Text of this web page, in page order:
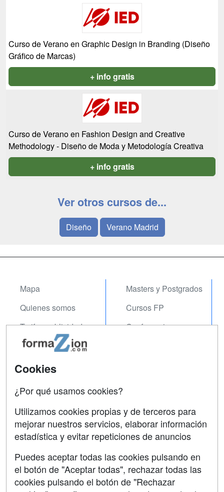
Curso de Verano en Graphic Design in Branding (Diseño
Gráfico de Marcas)
+ info gratis
Curso de Verano en Fashion Design and Creative
Methodology - Diseño de Moda y Metodología Creativa
+ info gratis
Ver otros cursos de...
Diseño Verano Madrid
Mapa
Quienes somos
Tarifas publicidad
Acceso Usuarios
Acceso Centros
Masters y Postgrados
Cursos FP
Conferencias
Contactar
Confidencialidad
Aviso legal
Copyleft
Cookies
¿Por qué usamos cookies?
Utilizamos cookies propias y de terceros para
mejorar nuestros servicios, elaborar información
estadística y evitar repeticiones de anuncios
Puedes aceptar todas las cookies pulsando en
el botón de "Aceptar todas", rechazar todas las
cookies pulsando el botón de "Rechazar